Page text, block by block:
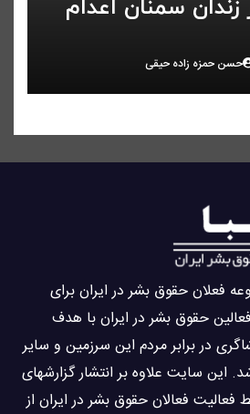
زندان سمنان اعدام
حسن حمزه زاده حیقی
فعلان حقوق بشر در ایران برای
حقوق بشر در ایران با هدف
در برابر مردم این سرزمین و ساير
این سایت علاوه بر انتشار گزارشهای
فعالان حقوق بشر در ایران از